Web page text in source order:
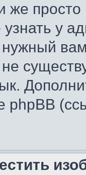
же
узнать у
не
phpBB